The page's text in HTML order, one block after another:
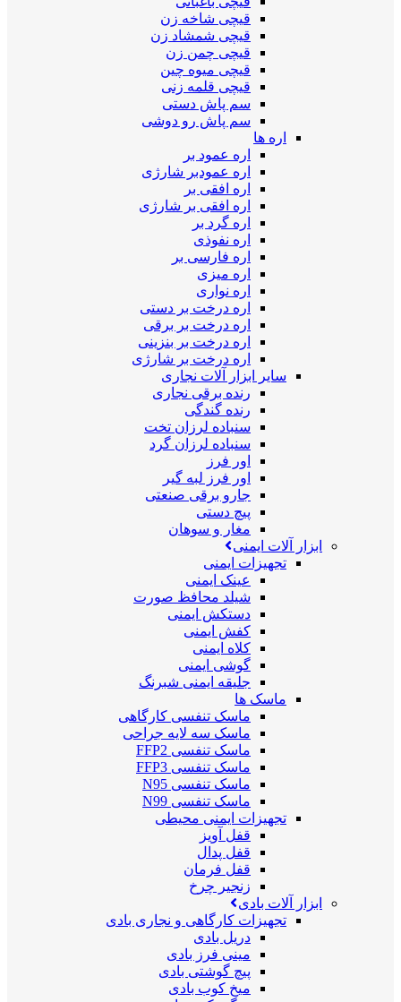
قیچی شاخه زن
قیچی شمشاد زن
قیچی چمن زن
قیچی میوه چین
قیچی قلمه زنی
سم پاش دستی
سم پاش رو دوشی
اره ها
اره عمود بر
اره عمودبر شارژی
اره افقی بر
اره افقی بر شارژی
اره گرد بر
اره نفوذی
اره فارسی بر
اره میزی
اره نواری
اره درخت بر دستی
اره درخت بر برقی
اره درخت بر بنزینی
اره درخت بر شارژی
سایر ابزار آلات نجاری
رنده برقی نجاری
رنده گندگی
سنباده لرزان تخت
سنباده لرزان گرد
اور فرز
اور فرز لبه گیر
جارو برقی صنعتی
پیچ دستی
مغار و سوهان
ابزار آلات ایمنی
تجهیزات ایمنی
عینک ایمنی
شیلد محافظ صورت
دستکش ایمنی
کفش ایمنی
کلاه ایمنی
گوشی ایمنی
جلیقه ایمنی شبرنگ
ماسک ها
ماسک تنفسی کارگاهی
ماسک سه لایه جراحی
ماسک تنفسی FFP2
ماسک تنفسی FFP3
ماسک تنفسی N95
ماسک تنفسی N99
تجهیزات ایمنی محیطی
قفل آویز
قفل پدال
قفل فرمان
زنجیر چرخ
ابزار آلات بادی
تجهیزات کارگاهی و نجاری بادی
دریل بادی
مینی فرز بادی
پیچ گوشتی بادی
میخ کوب بادی